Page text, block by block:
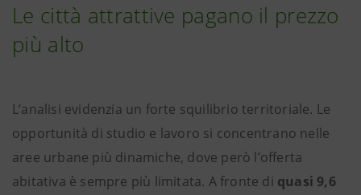
Le città attrattive pagano il prezzo
più alto
L’analisi evidenzia un forte squilibrio territoriale. Le
opportunità di studio e lavoro si concentrano nelle
aree urbane più dinamiche, dove però l’offerta
abitativa è sempre più limitata. A fronte di quasi 9,6